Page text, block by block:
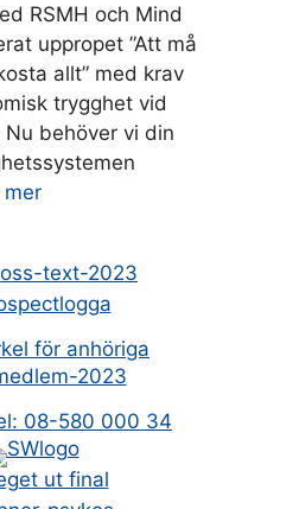
RSMH och Mind
uppropet ”Att må
allt” med krav
trygghet vid
behöver vi din
mer
för anhöriga
08-580 000 34